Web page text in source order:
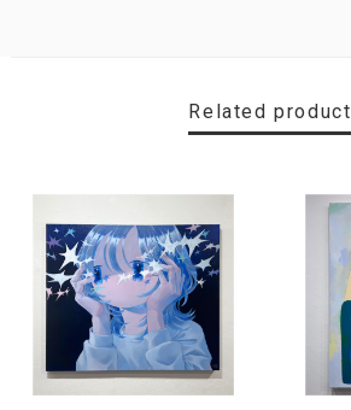
Related product